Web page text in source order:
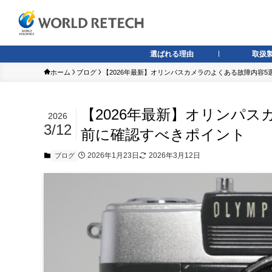
選ばれる理由 取扱
ホーム ブログ 【2026年最新】オリンパスカメラのよくある故障内容
【2026年最新】オリンパ
前に確認すべきポイント
2026
3/12
ブログ 2026年1月23日 2026年3月12日